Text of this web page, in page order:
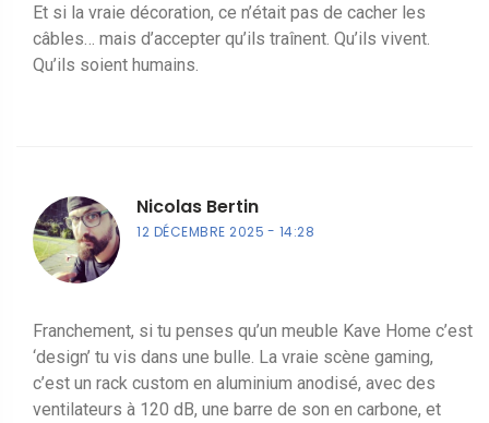
Et si la vraie décoration, ce n’était pas de cacher les
câbles… mais d’accepter qu’ils traînent. Qu’ils vivent.
Qu’ils soient humains.
Nicolas Bertin
12 DÉCEMBRE 2025 14:28
Franchement, si tu penses qu’un meuble Kave Home c’est
‘design’ tu vis dans une bulle. La vraie scène gaming,
c’est un rack custom en aluminium anodisé, avec des
ventilateurs à 120 dB, une barre de son en carbone, et